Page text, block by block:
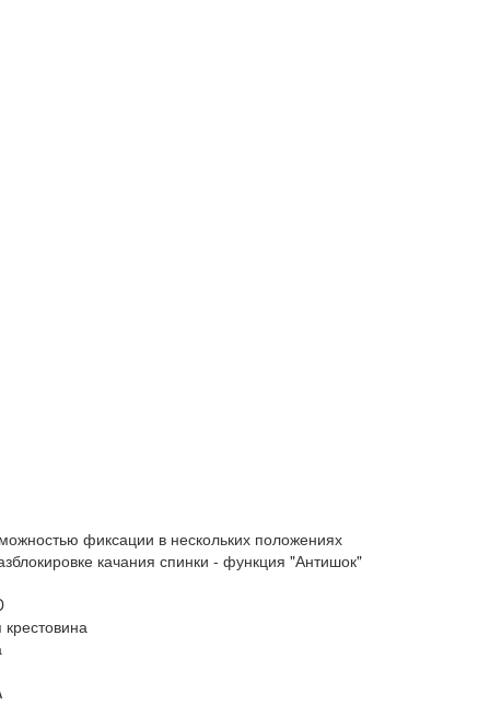
фиксации в нескольких положениях
качания спинки - функция "Антишок"